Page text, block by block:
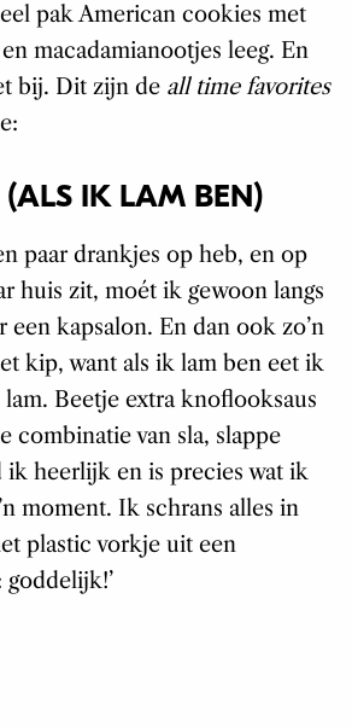
pak American cookies met
macadamianootjes leeg. En
bij. Dit zijn de all time favorites
IK LAM BEN)
paar drankjes op heb, en op
huis zit, moét ik gewoon langs
een kapsalon. En dan ook zo’n
kip, want als ik lam ben eet ik
Beetje extra knoflooksaus
combinatie van sla, slappe
ik heerlijk en is precies wat ik
moment. Ik schrans alles in
plastic vorkje uit een